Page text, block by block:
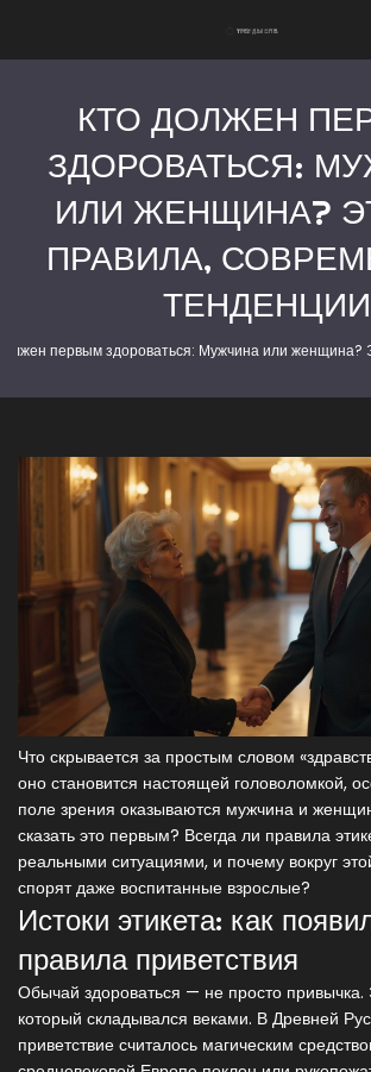
КТО ДОЛЖЕН
ЗДОРОВАТЬСЯ:
ИЛИ ЖЕНЩИНА?
ПРАВИЛА,
ТЕНДЕНЦИИ
первым здороваться: Мужчина или женщина?
Что скрывается за простым словом
оно становится настоящей головоломкой,
поле зрения оказываются мужчина и
сказать это первым? Всегда ли правила
реальными ситуациями, и почему вокруг
спорят даже воспитанные взрослые?
Истоки этикета: как
правила приветствия
Обычай здороваться — не просто привычка.
который складывался веками. В Древней
приветствие считалось магическим